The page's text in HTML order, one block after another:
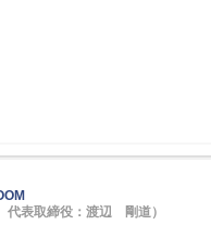
代表取締役：渡辺 剛道）